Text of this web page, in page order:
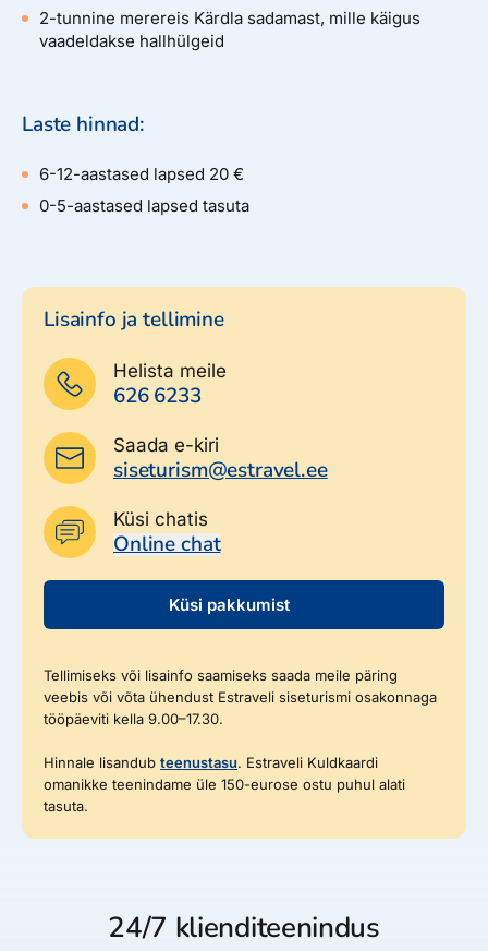
2-tunnine merereis Kärdla sadamast, mille käigus
vaadeldakse hallhülgeid
Laste hinnad:
6-12-aastased lapsed 20 €
0-5-aastased lapsed tasuta
Lisainfo ja tellimine
Helista meile
626 6233
Saada e-kiri
siseturism@estravel.ee
Küsi chatis
Online chat
Küsi pakkumist
Tellimiseks või lisainfo saamiseks saada meile päring
veebis või võta ühendust Estraveli siseturismi osakonnaga
tööpäeviti kella 9.00–17.30.
Hinnale lisandub teenustasu. Estraveli Kuldkaardi
omanikke teenindame üle 150-eurose ostu puhul alati
tasuta.
24/7 klienditeenindus